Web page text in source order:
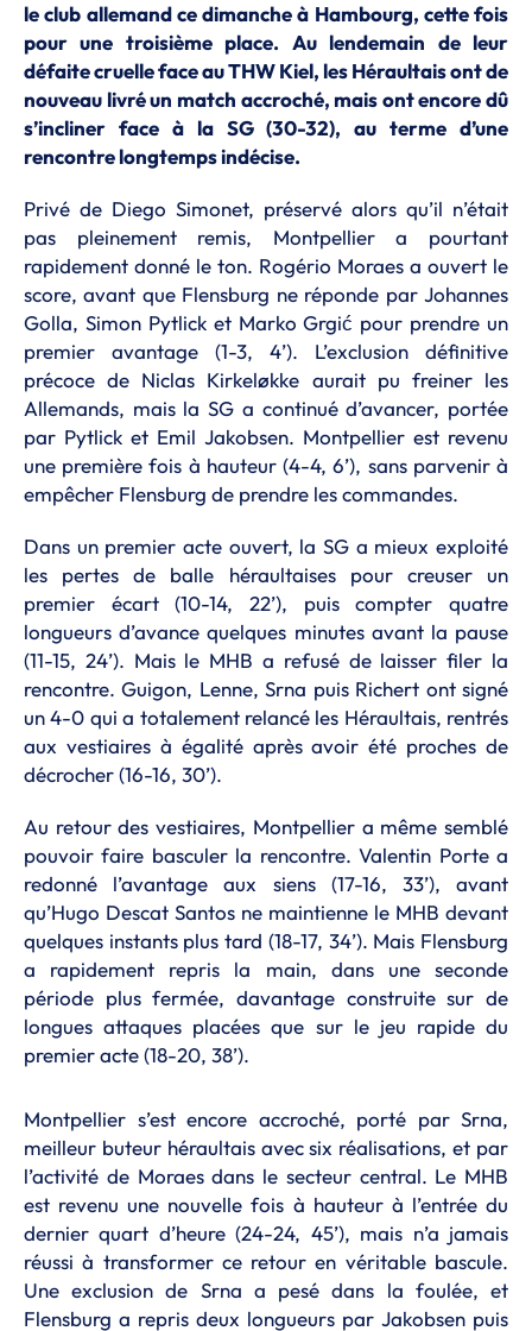
le club allemand ce dimanche à Hambourg, cette fois
pour une troisième place. Au lendemain de leur
défaite cruelle face au THW Kiel, les Héraultais ont de
nouveau livré un match accroché, mais ont encore dû
s’incliner face à la SG (30-32), au terme d’une
rencontre longtemps indécise.
Privé de Diego Simonet, préservé alors qu’il n’était
pas pleinement remis, Montpellier a pourtant
rapidement donné le ton. Rogério Moraes a ouvert le
score, avant que Flensburg ne réponde par Johannes
Golla, Simon Pytlick et Marko Grgić pour prendre un
premier avantage (1-3, 4’). L’exclusion définitive
précoce de Niclas Kirkeløkke aurait pu freiner les
Allemands, mais la SG a continué d’avancer, portée
par Pytlick et Emil Jakobsen. Montpellier est revenu
une première fois à hauteur (4-4, 6’), sans parvenir à
empêcher Flensburg de prendre les commandes.
Dans un premier acte ouvert, la SG a mieux exploité
les pertes de balle héraultaises pour creuser un
premier écart (10-14, 22’), puis compter quatre
longueurs d’avance quelques minutes avant la pause
(11-15, 24’). Mais le MHB a refusé de laisser filer la
rencontre. Guigon, Lenne, Srna puis Richert ont signé
un 4-0 qui a totalement relancé les Héraultais, rentrés
aux vestiaires à égalité après avoir été proches de
décrocher (16-16, 30’).
Au retour des vestiaires, Montpellier a même semblé
pouvoir faire basculer la rencontre. Valentin Porte a
redonné l’avantage aux siens (17-16, 33’), avant
qu’Hugo Descat Santos ne maintienne le MHB devant
quelques instants plus tard (18-17, 34’). Mais Flensburg
a rapidement repris la main, dans une seconde
période plus fermée, davantage construite sur de
longues attaques placées que sur le jeu rapide du
premier acte (18-20, 38’).
Montpellier s’est encore accroché, porté par Srna,
meilleur buteur héraultais avec six réalisations, et par
l’activité de Moraes dans le secteur central. Le MHB
est revenu une nouvelle fois à hauteur à l’entrée du
dernier quart d’heure (24-24, 45’), mais n’a jamais
réussi à transformer ce retour en véritable bascule.
Une exclusion de Srna a pesé dans la foulée, et
Flensburg a repris deux longueurs par Jakobsen puis